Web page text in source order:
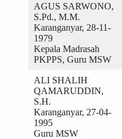
AGUS SARWONO,
S.Pd., M.M.
Karanganyar, 28-11-
1979
Kepala Madrasah
PKPPS, Guru MSW
ALI SHALIH
QAMARUDDIN,
S.H.
Karanganyar, 27-04-
1995
Guru MSW